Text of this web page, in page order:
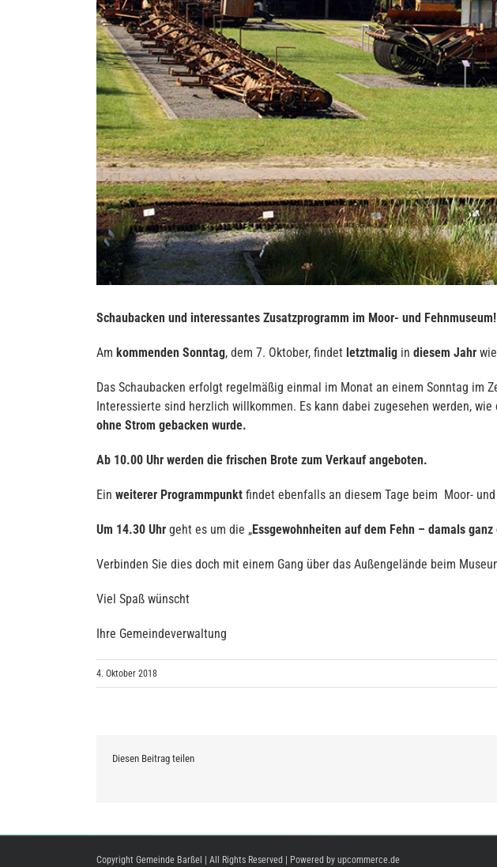
Schaubacken und interessantes Zusatzprogramm im Moor- und Fehnmuseum!
Am kommenden Sonntag, dem 7. Oktober, findet letztmalig in diesem Jahr
Das Schaubacken erfolgt regelmäßig einmal im Monat an einem Sonntag im
Interessierte sind herzlich willkommen. Es kann dabei zugesehen werden,
ohne Strom gebacken wurde.
Ab 10.00 Uhr werden die frischen Brote zum Verkauf angeboten.
Ein weiterer Programmpunkt findet ebenfalls an diesem Tage beim Moor-
Um 14.30 Uhr geht es um die „Essgewohnheiten auf dem Fehn – damals
Verbinden Sie dies doch mit einem Gang über das Außengelände beim
Viel Spaß wünscht
Ihre Gemeindeverwaltung
4. Oktober 2018
Diesen Beitrag teilen
Copyright Gemeinde Barßel | All Rights Reserved | Powered by upcommerce.de